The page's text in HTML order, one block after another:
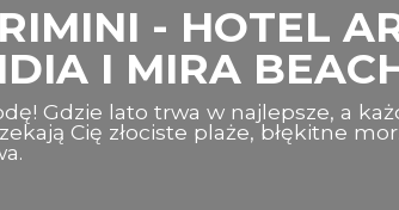
- HOTEL
I MIRA
Gdzie lato trwa w najlepsze, a
Cię złociste plaże, błękitne